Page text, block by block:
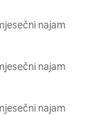
najam
najam
najam